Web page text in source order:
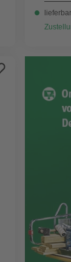
lieferbar